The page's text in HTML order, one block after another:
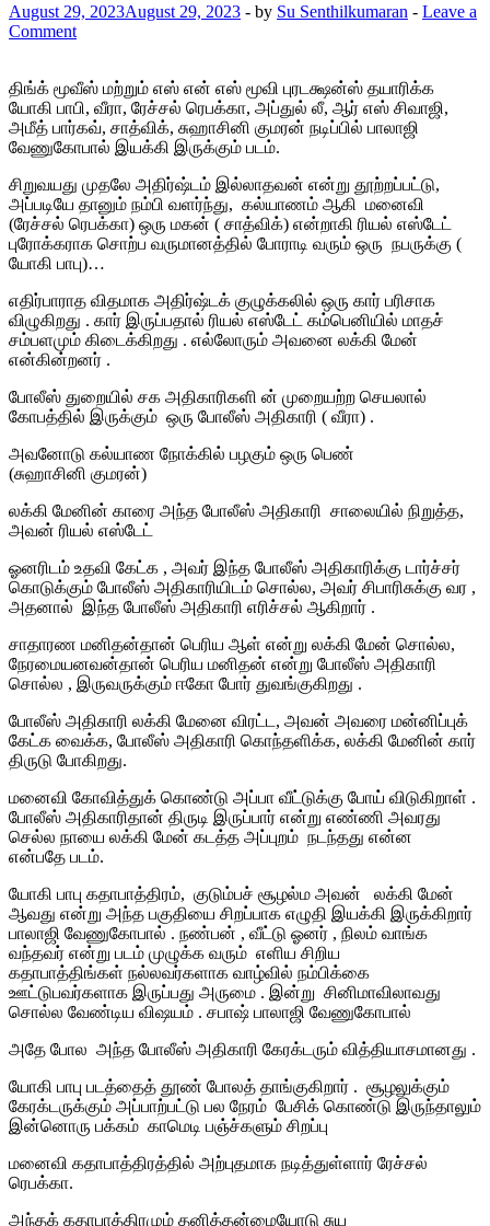
August 29, 2023August 29, 2023 - by Su Senthilkumaran - Leave a
Comment
திங்க் மூவீஸ் மற்றும் எஸ் என் எஸ் மூவி புரடக்ஷன்ஸ் தயாரிக்க
யோகி பாபி, வீரா, ரேச்சல் ரெபக்கா, அப்துல் லீ, ஆர் எஸ் சிவாஜி,
அமீத் பார்கவ், சாத்விக், சுஹாசினி குமரன் நடிப்பில் பாலாஜி
வேணுகோபால் இயக்கி இருக்கும் படம்.
சிறுவயது முதலே அதிர்ஷ்டம் இல்லாதவன் என்று தூற்றப்பட்டு,
அப்படியே தானும் நம்பி வளர்ந்து, கல்யாணம் ஆகி மனைவி
(ரேச்சல் ரெபக்கா) ஒரு மகன் ( சாத்விக்) என்றாகி ரியல் எஸ்டேட்
புரோக்கராக சொற்ப வருமானத்தில் போராடி வரும் ஒரு நபருக்கு (
யோகி பாபு)…
எதிர்பாராத விதமாக அதிர்ஷ்டக் குழுக்கலில் ஒரு கார் பரிசாக
விழுகிறது . கார் இருப்பதால் ரியல் எஸ்டேட் கம்பெனியில் மாதச்
சம்பளமும் கிடைக்கிறது . எல்லோரும் அவனை லக்கி மேன்
என்கின்றனர் .
போலீஸ் துறையில் சக அதிகாரிகளி ன் முறையற்ற செயலால்
கோபத்தில் இருக்கும் ஒரு போலீஸ் அதிகாரி ( வீரா) .
அவனோடு கல்யாண நோக்கில் பழகும் ஒரு பெண்
(சுஹாசினி குமரன்)
லக்கி மேனின் காரை அந்த போலீஸ் அதிகாரி சாலையில் நிறுத்த,
அவன் ரியல் எஸ்டேட்
ஓனரிடம் உதவி கேட்க , அவர் இந்த போலீஸ் அதிகாரிக்கு டார்ச்சர்
கொடுக்கும் போலீஸ் அதிகாரியிடம் சொல்ல, அவர் சிபாரிசுக்கு வர ,
அதனால் இந்த போலீஸ் அதிகாரி எரிச்சல் ஆகிறார் .
சாதாரண மனிதன்தான் பெரிய ஆள் என்று லக்கி மேன் சொல்ல,
நேரமையனவன்தான் பெரிய மனிதன் என்று போலீஸ் அதிகாரி
சொல்ல , இருவருக்கும் ஈகோ போர் துவங்குகிறது .
போலீஸ் அதிகாரி லக்கி மேனை விரட்ட, அவன் அவரை மன்னிப்புக்
கேட்க வைக்க, போலீஸ் அதிகாரி கொந்தளிக்க, லக்கி மேனின் கார்
திருடு போகிறது.
மனைவி கோவித்துக் கொண்டு அப்பா வீட்டுக்கு போய் விடுகிறாள் .
போலீஸ் அதிகாரிதான் திருடி இருப்பார் என்று எண்ணி அவரது
செல்ல நாயை லக்கி மேன் கடத்த அப்புறம் நடந்தது என்ன
என்பதே படம்.
யோகி பாபு கதாபாத்திரம், குடும்பச் சூழல்ம அவன் லக்கி மேன்
ஆவது என்று அந்த பகுதியை சிறப்பாக எழுதி இயக்கி இருக்கிறார்
பாலாஜி வேணுகோபால் . நண்பன் , வீட்டு ஓனர் , நிலம் வாங்க
வந்தவர் என்று படம் முழுக்க வரும் எளிய சிறிய
கதாபாத்திங்கள் நல்லவர்களாக வாழ்வில் நம்பிக்கை
ஊட்டுபவர்களாக இருப்பது அருமை . இன்று சினிமாவிலாவது
சொல்ல வேண்டிய விஷயம் . சபாஷ் பாலாஜி வேணுகோபால்
அதே போல அந்த போலீஸ் அதிகாரி கேரக்டரும் வித்தியாசமானது .
யோகி பாபு படத்தைத் தூண் போலத் தாங்குகிறார் . சூழலுக்கும்
கேரக்டருக்கும் அப்பாற்பட்டு பல நேரம் பேசிக் கொண்டு இருந்தாலும்
இன்னொரு பக்கம் காமெடி பஞ்ச்களும் சிறப்பு
மனைவி கதாபாத்திரத்தில் அற்புதமாக நடித்துள்ளார் ரேச்சல்
ரெபக்கா.
அந்தக் கதாபாத்திரமும் தனித்தன்மையோடு சுய